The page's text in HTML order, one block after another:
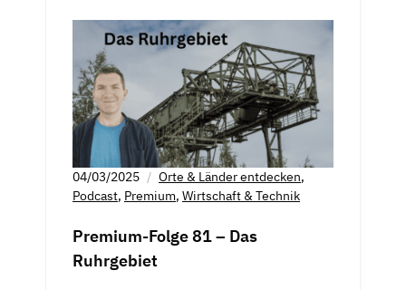
04/03/2025 Orte & Länder entdecken,
Podcast, Premium, Wirtschaft & Technik
Premium-Folge 81 – Das
Ruhrgebiet